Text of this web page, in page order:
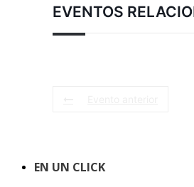
EVENTOS
EN UN CLICK